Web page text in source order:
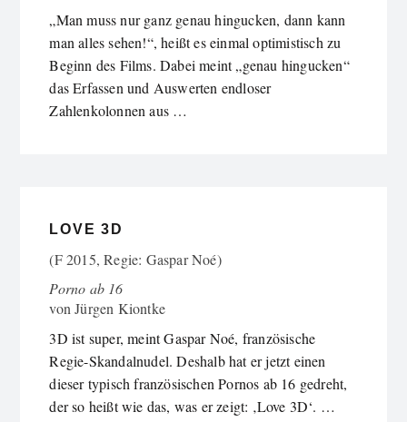
„Man muss nur ganz genau hingucken, dann kann
man alles sehen!“, heißt es einmal optimistisch zu
Beginn des Films. Dabei meint „genau hingucken“
das Erfassen und Auswerten endloser
Zahlenkolonnen aus …
LOVE 3D
(F 2015, Regie: Gaspar Noé)
Porno ab 16
vonJürgen Kiontke
3D ist super, meint Gaspar Noé, französische
Regie-Skandalnudel. Deshalb hat er jetzt einen
dieser typisch französischen Pornos ab 16 gedreht,
der so heißt wie das, was er zeigt: ‚Love 3D‘. …